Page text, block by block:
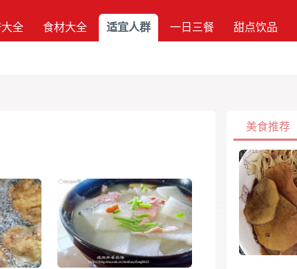
全 食材大全 适宜人群 一日三餐 甜点饮品
美食推荐